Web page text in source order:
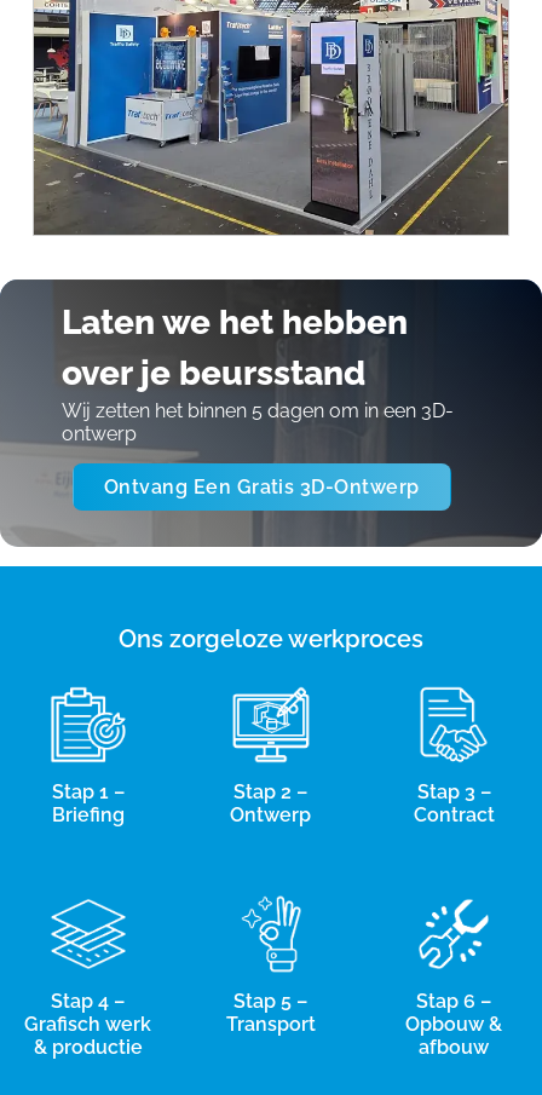
Laten we het hebben
over je beursstand
Wij zetten het binnen 5 dagen om in een 3D-
ontwerp
Ontvang Een Gratis 3D-Ontwerp
Ons zorgeloze werkproces
Stap 1 –
Briefing
Stap 2 –
Ontwerp
Stap 3 –
Contract
Stap 4 –
Grafisch werk
& productie
Stap 5 –
Transport
Stap 6 –
Opbouw &
afbouw